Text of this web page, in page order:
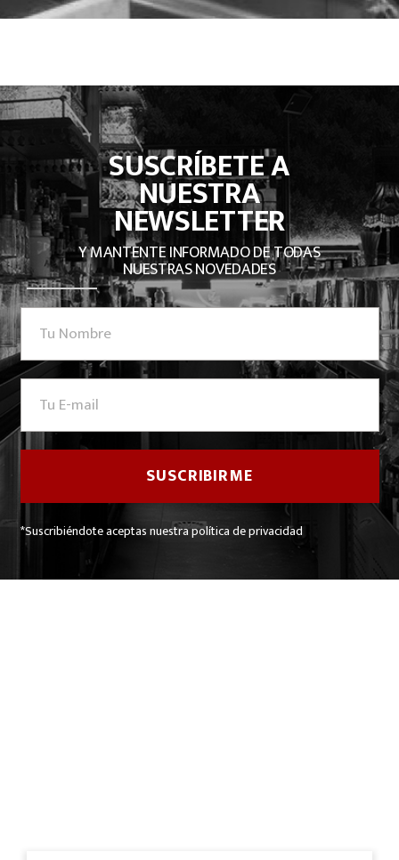
SUSCRÍBETE A
NUESTRA
NEWSLETTER
Y MANTENTE INFORMADO DE TODAS
NUESTRAS NOVEDADES
*Suscribiéndote aceptas nuestra política de privacidad